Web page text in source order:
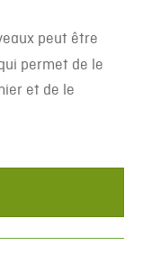
peut être
permet de le
et de le